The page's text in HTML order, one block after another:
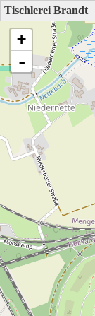
Tischlerei Brandt
+
-